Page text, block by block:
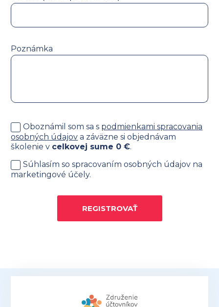
Poznámka
Oboznámil som sa s podmienkami spracovania
osobných údajov a záväzne si objednávam
školenie v celkovej sume 0 €.
Súhlasím so spracovaním osobných údajov na
marketingové účely.
REGISTROVAŤ